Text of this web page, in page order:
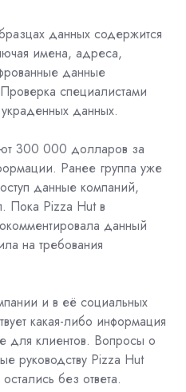
данных содержится
имена, адреса,
данные
специалистами
данных.
300 000 долларов за
Ранее группа уже
данные компаний,
Пока Pizza Hut в
данный
на требования
и в её социальных
какая-либо информация
для клиентов. Вопросы о
руководству Pizza Hut
без ответа.